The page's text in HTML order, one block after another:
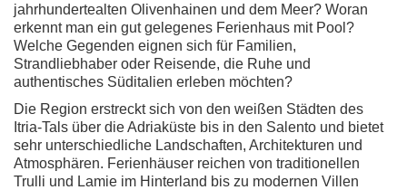
jahrhundertealten Olivenhainen und dem Meer? Woran
erkennt man ein gut gelegenes Ferienhaus mit Pool?
Welche Gegenden eignen sich für Familien,
Strandliebhaber oder Reisende, die Ruhe und
authentisches Süditalien erleben möchten?
Die Region erstreckt sich von den weißen Städten des
Itria-Tals über die Adriaküste bis in den Salento und bietet
sehr unterschiedliche Landschaften, Architekturen und
Atmosphären. Ferienhäuser reichen von traditionellen
Trulli und Lamie im Hinterland bis zu modernen Villen